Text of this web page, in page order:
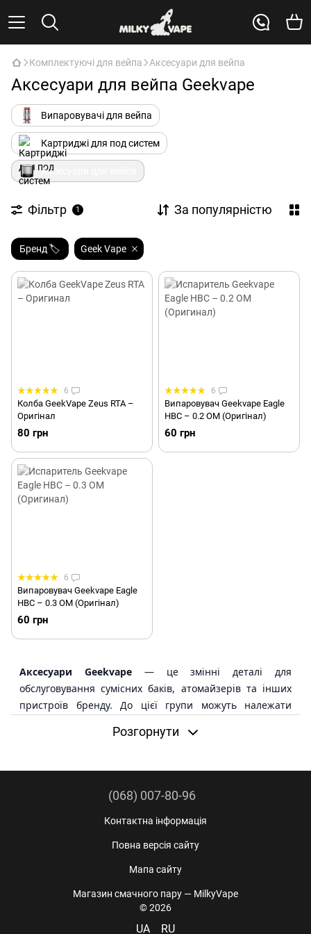
Комплектуючі для вейпа Аксесуари для вейпа
Аксесуари для вейпа Geekvape
Випаровувачі для вейпа
Картриджі для под систем
Аксесуари для вейпа
Фільтр 1 За популярністю
Бренд 🏷️ Geek Vape
6
Колба GeekVape Zeus RTA –
Оригінал
80 грн
6
Випаровувач Geekvape Eagle
HBC – 0.2 ОМ (Оригінал)
60 грн
6
Випаровувач Geekvape Eagle
HBC – 0.3 ОМ (Оригінал)
60 грн
Аксесуари Geekvape— це змінні деталі для
обслуговування сумісних баків, атомайзерів та інших
пристроїв бренду. До цієї групи можуть належати
ущільнювачі та інші комплектуючі, які підбираються за
окремих платформ Geekvape: прозора колба для Zeus
RTA та готові змінні бази Eagle HBC на 0.2 і 0.3 Ом. Ці
товари не є універсальними й не призначені для
сучасних pod-систем Sonder, Wenax або Aegis Q.
повною назвою бака, конструкцією посадкового місця й
Розгорнути
(068) 007-80-96
Контактна інформація
Повна версія сайту
Мапа сайту
Магазин смачного пару — MilkyVape
© 2026
UA RU